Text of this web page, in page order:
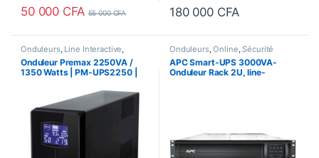
50 000 CFA 55 000CFA 180 000 CFA
Onduleurs, Line Interactive,
Sécurité équipements
Onduleur Premax 2250VA /
1350 Watts | PM-UPS2250 |
Onduleurs,Online,Sécurité
équipements
APC Smart-UPS 3000VA-
Onduleur Rack 2U, line-